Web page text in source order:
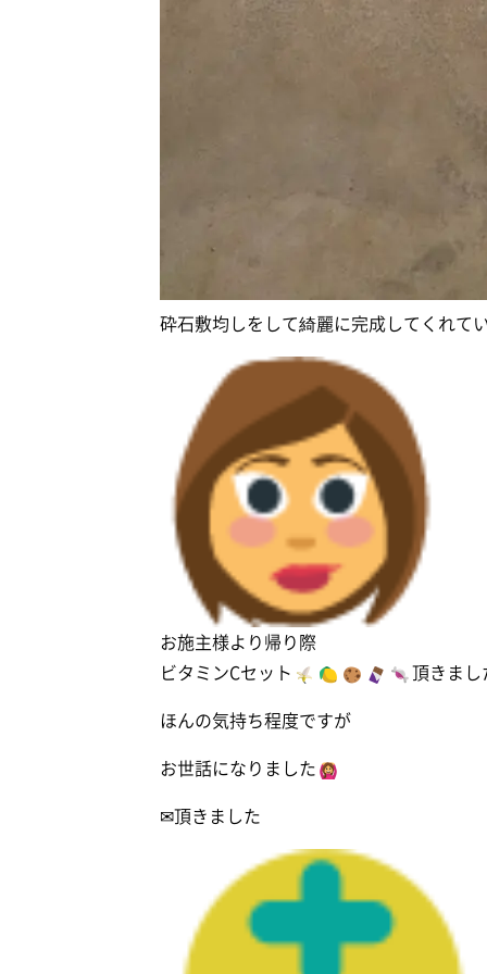
砕石敷均しをして綺麗に完成してくれて
お施主様より帰り際
ビタミンCセット
頂きまし
ほんの気持ち程度ですが
お世話になりました
✉頂きました